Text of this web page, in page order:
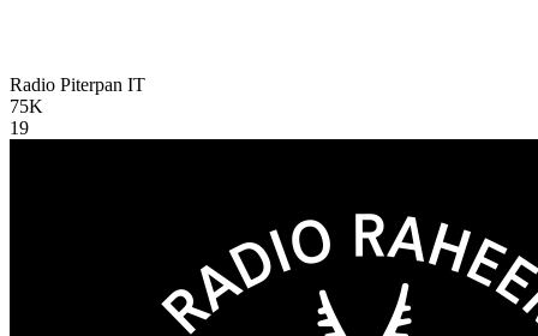
Radio Piterpan IT
75K
19